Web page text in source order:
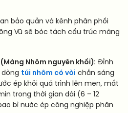
bảo quản và kênh phân phối
Vũ sẽ bóc tách cấu trúc màng
(Màng Nhôm nguyên khối): Đỉnh
túi nhôm có vòi chắn sáng
ép khỏi quá trình lên men, mất
trong thời gian dài (6 – 12
bì nước ép công nghiệp phân